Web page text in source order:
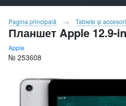
Pagina principală Tablete şi
Планшет Apple 12.9-
Apple
№ 253608